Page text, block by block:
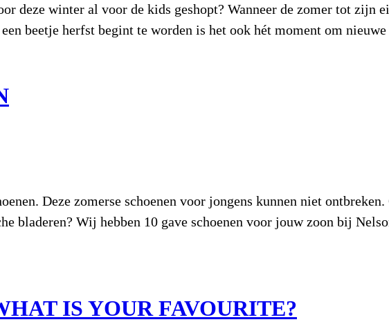
deze winter al voor de kids geshopt? Wanneer de zomer tot zijn
beetje herfst begint te worden is het ook hét moment om
Deze zomerse schoenen voor jongens kunnen niet
bladeren? Wij hebben 10 gave schoenen voor jouw zoon bij
IS YOUR FAVOURITE?